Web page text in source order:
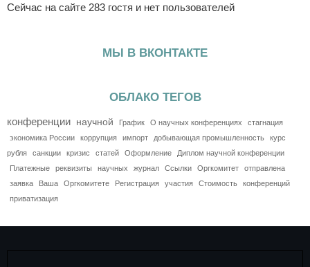
Сейчас на сайте 283 гостя и нет пользователей
МЫ В ВКОНТАКТЕ
ОБЛАКО ТЕГОВ
конференции научной График О научных конференциях
стагнация
экономика России
коррупция импорт добывающая промышленность
курс
рубля
санкции кризис статей Оформление
Диплом научной конференции
Платежные
реквизиты научных журнал Ссылки Оргкомитет
отправлена
заявка
Ваша Оргкомитете Регистрация участия Стоимость
конференций
приватизация